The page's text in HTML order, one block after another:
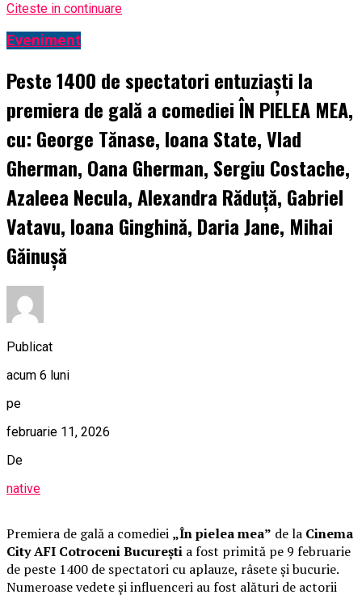
Citeste in continuare
Eveniment
Peste 1400 de spectatori entuziaști la
premiera de gală a comediei ÎN PIELEA MEA,
cu: George Tănase, Ioana State, Vlad
Gherman, Oana Gherman, Sergiu Costache,
Azaleea Necula, Alexandra Răduță, Gabriel
Vatavu, Ioana Ginghină, Daria Jane, Mihai
Găinușă
Publicat
acum 6 luni
pe
februarie 11, 2026
De
native
Premiera de gală a comediei „În pielea mea” de la Cinema
City AFI Cotroceni București a fost primită pe 9 februarie
de peste 1400 de spectatori cu aplauze, râsete și bucurie.
Numeroase vedete și influenceri au fost alături de actorii